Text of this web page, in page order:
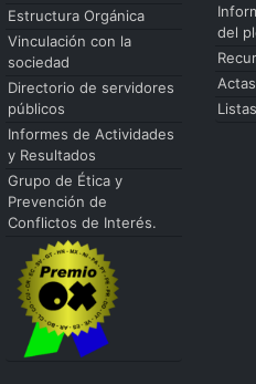
Estructura Orgánica
Vinculación con la
sociedad
Directorio de servidores
públicos
Informes de Actividades
y Resultados
Grupo de Ética y
Prevención de
Conflictos de Interés.
del